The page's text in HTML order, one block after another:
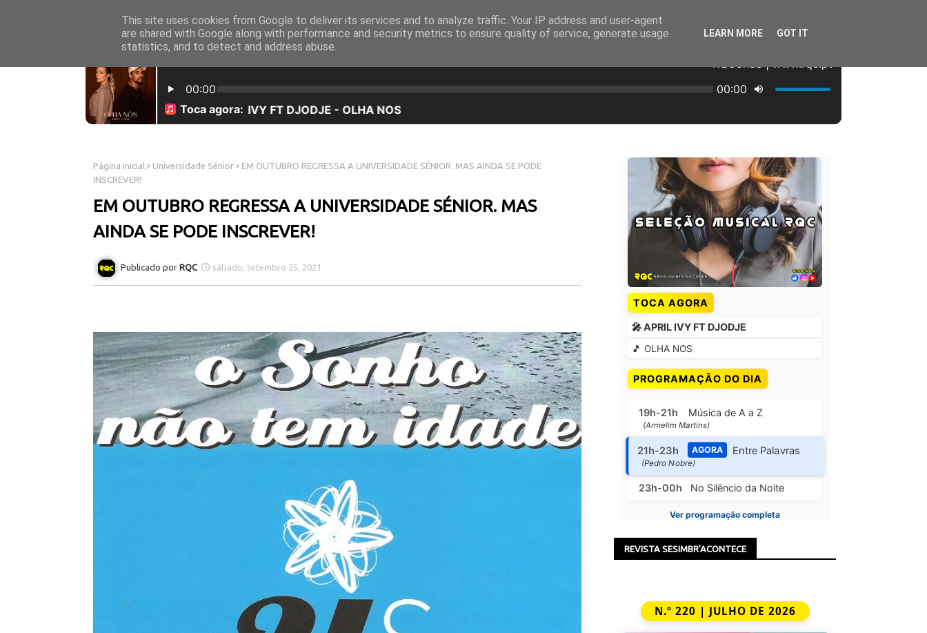
INICÍO SOBRE NÓS EQUIPA PROGRAMAÇÃO OUVIR EM DIRETO
Página inicial Universidade Sénior
EM OUTUBRO REGRESSA A UNIVERSIDADE SÉNIOR. MAS AINDA SE PODE
INSCREVER!
EM OUTUBRO REGRESSA A UNIVERSIDADE SÉNIOR. MAS
AINDA SE PODE INSCREVER!
RQC sábado, setembro 25, 2021
TOCA AGORA
🎤 APRIL IVY FT DJODJE
🎵 OLHA NOS
PROGRAMAÇÃO DO DIA
19h-21h Música de A a Z
(Armelim Martins)
21h-23h AGORA Entre Palavras
(Pedro Nobre)
23h-00h No Silêncio da Noite
Ver programação completa
REVISTA SESIMBR'ACONTECE
N.º 220 | JULHO DE 2026
This site uses cookies from Google to deliver its services and to analyze traffic. Your IP address and user-agent
are shared with Google along with performance and security metrics to ensure quality of service, generate usage
statistics, and to detect and address abuse.
LEARN MORE GOT IT